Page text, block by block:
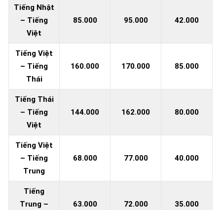
Tiếng Nhật
– Tiếng
Việt
85.000 95.000 42.000
Tiếng Việt
– Tiếng
Thái
160.000 170.000 85.000
Tiếng Thái
– Tiếng
Việt
144.000 162.000 80.000
Tiếng Việt
– Tiếng
Trung
68.000 77.000 40.000
Tiếng
Trung –
63.000 72.000 35.000